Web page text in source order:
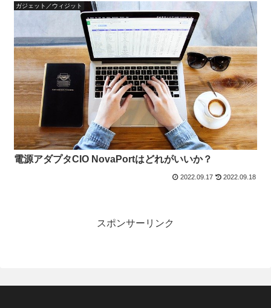
ガジェット／ウィジット
電源アダプタCIO NovaPortはどれがいいか？
2022.09.17 2022.09.18
スポンサーリンク